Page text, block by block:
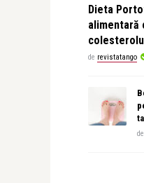
Dieta
alimentară
de revistatango
de